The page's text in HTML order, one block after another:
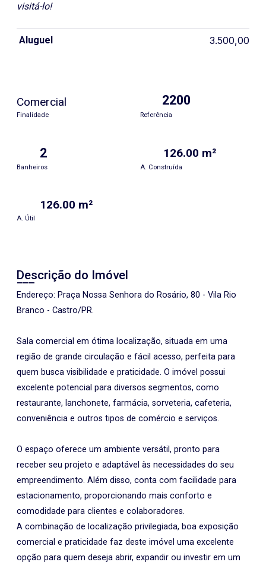
visitá-lo!
Aluguel 3.500,00
Comercial
Finalidade
2200
Referência
2
Banheiros
126.00 m²
A. Construída
126.00 m²
A. Útil
Descrição do Imóvel
Endereço: Praça Nossa Senhora do Rosário, 80 - Vila Rio
Branco - Castro/PR.
Sala comercial em ótima localização, situada em uma
região de grande circulação e fácil acesso, perfeita para
quem busca visibilidade e praticidade. O imóvel possui
excelente potencial para diversos segmentos, como
restaurante, lanchonete, farmácia, sorveteria, cafeteria,
conveniência e outros tipos de comércio e serviços.
O espaço oferece um ambiente versátil, pronto para
receber seu projeto e adaptável às necessidades do seu
empreendimento. Além disso, conta com facilidade para
estacionamento, proporcionando mais conforto e
comodidade para clientes e colaboradores.
A combinação de localização privilegiada, boa exposição
comercial e praticidade faz deste imóvel uma excelente
opção para quem deseja abrir, expandir ou investir em um